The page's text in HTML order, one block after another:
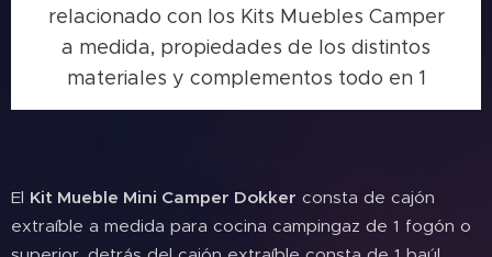
relacionado con los Kits Muebles Camper
a medida, propiedades de los distintos
materiales y complementos todo en 1
El Kit Mueble Mini Camper Dokker consta de cajón
extraíble a medida para cocina campingaz de 1 fogón o